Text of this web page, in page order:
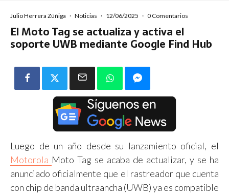
Julio Herrera Zúñiga · Noticias · 12/06/2025 · 0 Comentarios
El Moto Tag se actualiza y activa el
soporte UWB mediante Google Find Hub
Luego de un año desde su lanzamiento oficial, el
Motorola Moto Tag se acaba de actualizar, y se ha
anunciado oficialmente que el rastreador que cuenta
con chip de banda ultraancha (UWB) ya es compatible